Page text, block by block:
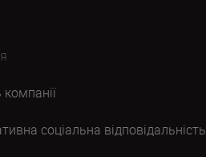
соціальна відповідальність